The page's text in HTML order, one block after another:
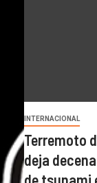
INTERNACIONAL
Terremoto
deja
de tsunami